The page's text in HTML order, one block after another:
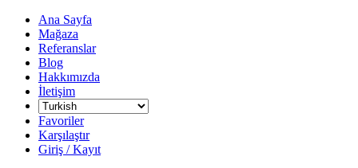
Ana Sayfa
Mağaza
Referanslar
Blog
Hakkımızda
İletişim
Favoriler
Karşılaştır
Giriş / Kayıt